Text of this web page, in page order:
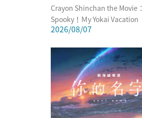
Crayon Shinchan the Movie：
Spooky！Ｍy Yokai Vacation
2026/08/07